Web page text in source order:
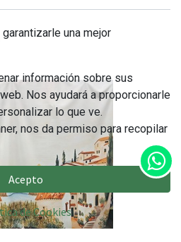
una mejor
información sobre sus
Nos ayudará a proporcionarle
lo que ve.
nos da permiso para recopilar
Acepto
de Cookies